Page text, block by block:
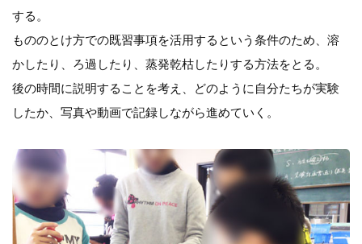
する。
もののとけ方での既習事項を活用するという条件のため、溶
かしたり、ろ過したり、蒸発乾枯したりする方法をとる。
後の時間に説明することを考え、どのように自分たちが実験
したか、写真や動画で記録しながら進めていく。